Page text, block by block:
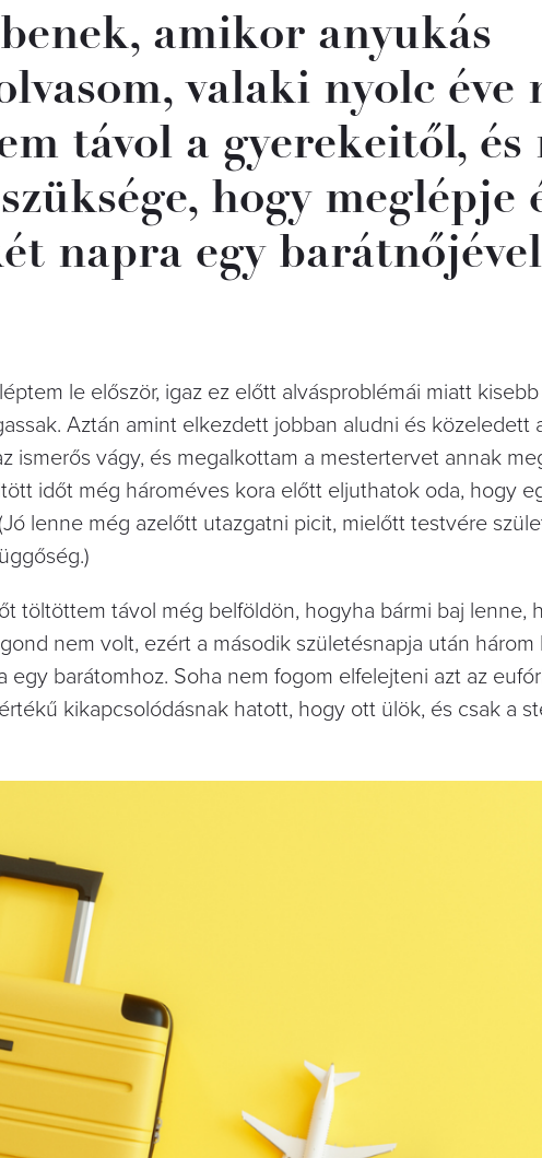
amikor anyukás
valaki nyolc éve
távol a gyerekeitől, és
hogy meglépje
napra egy
le először, igaz ez előtt alvásproblémái miatt
Aztán amint elkezdett jobban aludni és közeledett
ismerős vágy, és megalkottam a mestertervet annak
időt még hároméves kora előtt eljuthatok oda, hogy
lenne még azelőtt utazgatni picit, mielőtt testvére
töltöttem távol még belföldön, hogyha bármi baj lenne,
nem volt, ezért a második születésnapja után három
egy barátomhoz. Soha nem fogom elfelejteni azt az
kikapcsolódásnak hatott, hogy ott ülök, és csak a